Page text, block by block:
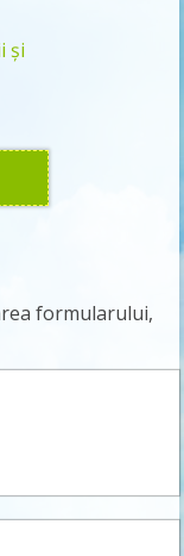
și
formularului,